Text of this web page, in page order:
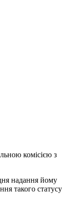
комісією з
надання йому
такого статусу